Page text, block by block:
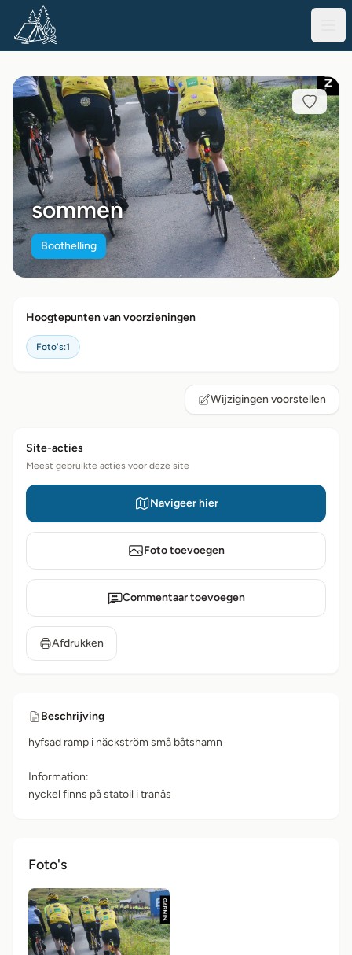
sommen
Boothelling
Hoogtepunten van voorzieningen
Foto's:1
Wijzigingen voorstellen
Site-acties
Meest gebruikte acties voor deze site
Navigeer hier
Foto toevoegen
Commentaar toevoegen
Afdrukken
Beschrijving
hyfsad ramp i näckström små båtshamn
Information:
nyckel finns på statoil i tranås
Foto's